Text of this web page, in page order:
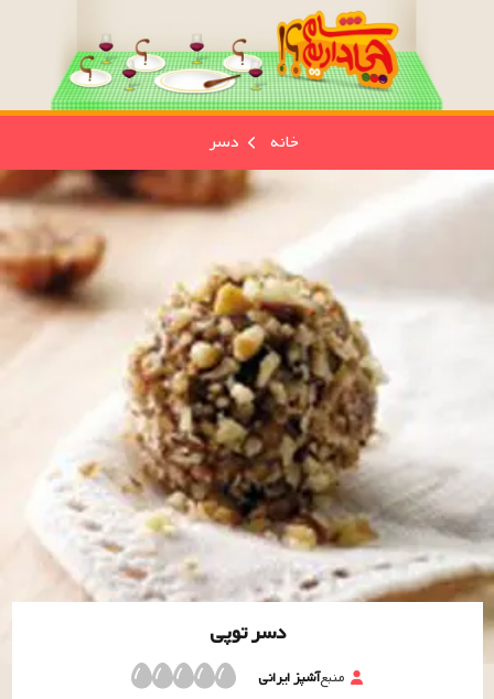
خانه دسر
دسر توپی
منبعآشپز ایرانی